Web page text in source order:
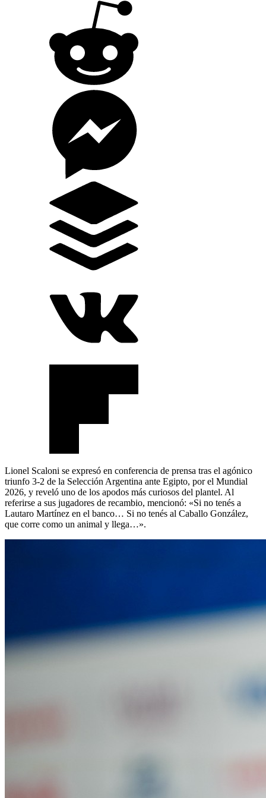
Lionel Scaloni se expresó en conferencia de prensa tras el agónico
triunfo 3-2 de la Selección Argentina ante Egipto, por el Mundial
2026, y reveló uno de los apodos más curiosos del plantel. Al
referirse a sus jugadores de recambio, mencionó: «Si no tenés a
Lautaro Martínez en el banco… Si no tenés al Caballo González,
que corre como un animal y llega…».